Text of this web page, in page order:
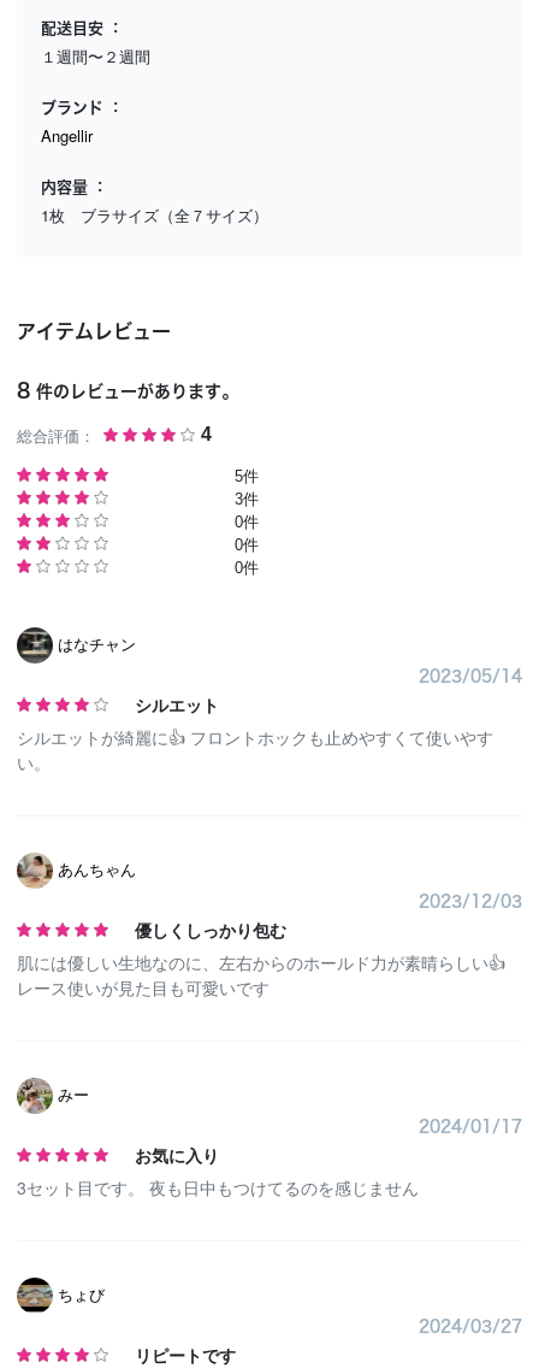
配送目安
１週間〜２週間
ブランド
Angellir
内容量
1枚 ブラサイズ（全７サイズ）
アイテムレビュー
はなチャン
2023/05/14
シルエット
シルエットが綺麗に👍 フロントホックも止めやすくて使いやす
い。
あんちゃん
2023/12/03
優しくしっかり包む
肌には優しい生地なのに、左右からのホールド力が素晴らしい👍
レース使いが見た目も可愛いです
みー
2024/01/17
お気に入り
3セット目です。 夜も日中もつけてるのを感じません
ちょび
2024/03/27
リピートです
8 件のレビューがあります。
総合評価： 4
5件
3件
0件
0件
0件